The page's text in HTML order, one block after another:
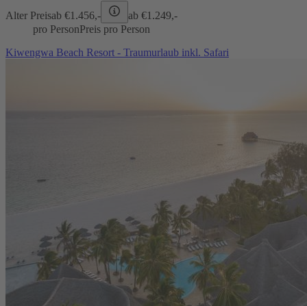
Alter Preisab €1.456,- ab €1.249,-
pro PersonPreis pro Person
Kiwengwa Beach Resort - Traumurlaub inkl. Safari